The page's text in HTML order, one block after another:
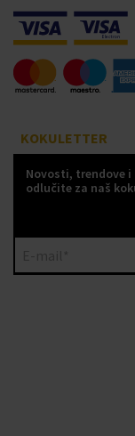
KOKULETTER
Novosti, trendove
odlučite za naš